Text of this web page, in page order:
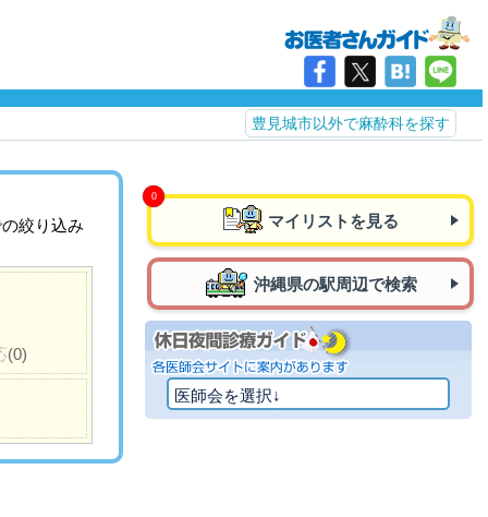
豊見城市以外で麻酔科を探す
絞り込み
(0)
マイリストを見る
沖縄県の駅周辺で検索